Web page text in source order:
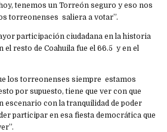
tenemos un Torreón seguro y eso nos
torreonenses saliera a votar”.
participación ciudadana en la historia
el resto de Coahuila fue el 66.5 y en el
los torreonenses siempre estamos
por supuesto, tiene que ver con que
escenario con la tranquilidad de poder
participar en esa fiesta democrática que